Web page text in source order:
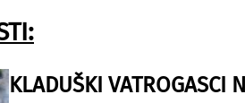
KLADUŠKI VATROGASCI